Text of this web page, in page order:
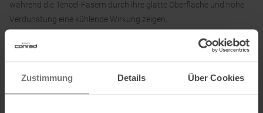
Zustimmung Details Über Cookies
während die Tencel-Fasern durch ihre glatte Oberfläche und hohe
Verdunstung eine kühlende Wirkung zeigen.
Das Ortovox 150 Cool MTN Protector T-Shirt für sportliche Herren
begleitet dich beim Klettern, auf Wanderungen oder auch bei